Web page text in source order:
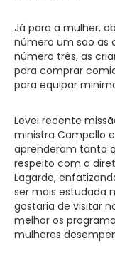
Já para a mulher,
número um são as
número três, as
para comprar
para equipar
Levei recente
ministra Campello
aprenderam tanto
respeito com a
Lagarde,
ser mais estudada
gostaria de visitar
melhor os
mulheres